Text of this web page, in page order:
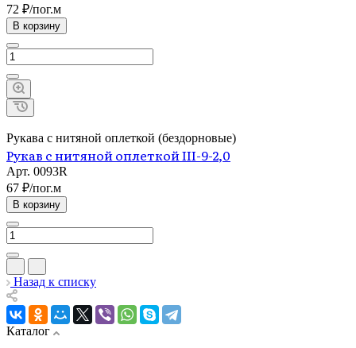
72 ₽/пог.м
В корзину
Рукава с нитяной оплеткой (бездорновые)
Рукав с нитяной оплеткой III-9-2,0
Арт. 0093R
67 ₽/пог.м
В корзину
Назад к списку
Каталог